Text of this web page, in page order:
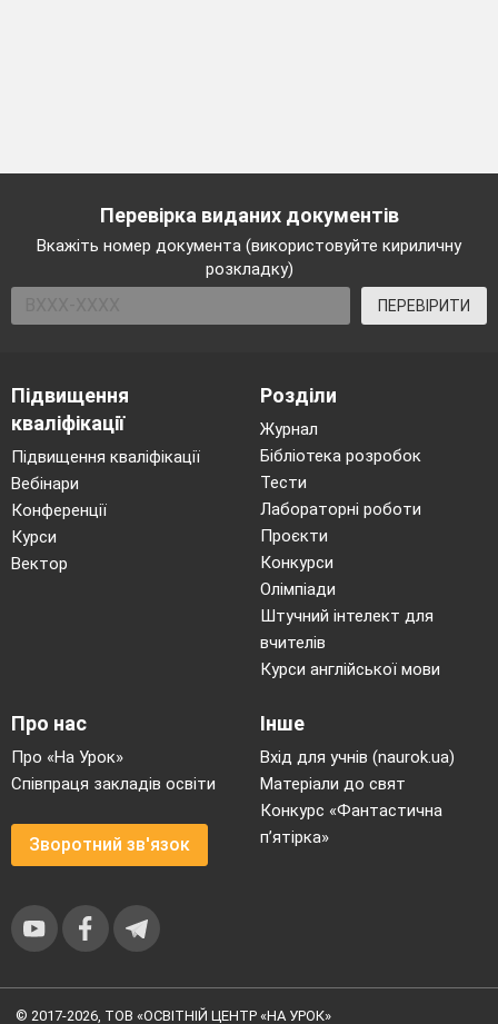
Перевірка виданих документів
Вкажіть номер документа (використовуйте кириличну
розкладку)
ПЕРЕВІРИТИ
Підвищення
кваліфікації
Підвищення кваліфікації
Вебінари
Конференції
Курси
Вектор
Розділи
Журнал
Бібліотека розробок
Тести
Лабораторні роботи
Проєкти
Конкурси
Олімпіади
Штучний інтелект для
вчителів
Курси англійської мови
Про нас
Про «На Урок»
Співпраця закладів освіти
Зворотний зв'язок
Інше
Вхід для учнів (naurok.ua)
Матеріали до свят
Конкурс «Фантастична
п’ятірка»
© 2017-2026, ТОВ «ОСВІТНІЙ ЦЕНТР «НА УРОК»